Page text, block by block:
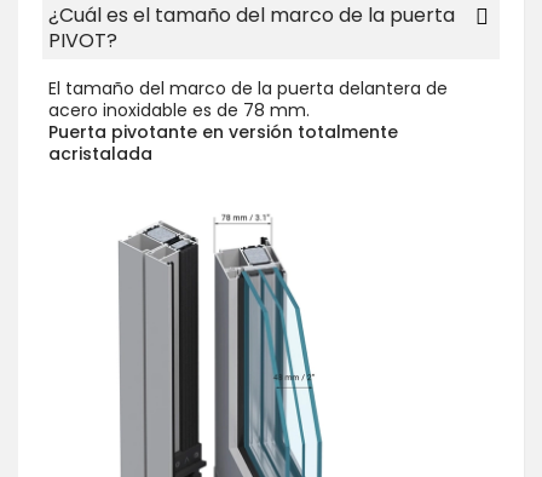
¿Cuál es el tamaño del marco de la puerta
PIVOT?
El tamaño del marco de la puerta delantera de
acero inoxidable es de 78 mm.
Puerta pivotante en versión totalmente
acristalada